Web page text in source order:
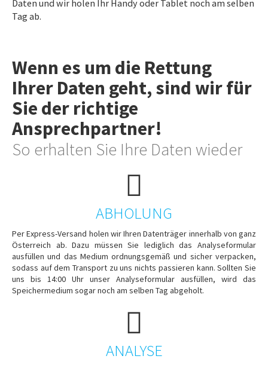
Daten und wir holen Ihr Handy oder Tablet noch am selben
Tag ab.
Wenn es um die Rettung
Ihrer Daten geht, sind wir für
Sie der richtige
Ansprechpartner!
So erhalten Sie Ihre Daten wieder
ABHOLUNG
Per Express-Versand holen wir Ihren Datenträger innerhalb von ganz
Österreich ab. Dazu müssen Sie lediglich das Analyseformular
ausfüllen und das Medium ordnungsgemäß und sicher verpacken,
sodass auf dem Transport zu uns nichts passieren kann. Sollten Sie
uns bis 14:00 Uhr unser Analyseformular ausfüllen, wird das
Speichermedium sogar noch am selben Tag abgeholt.
ANALYSE